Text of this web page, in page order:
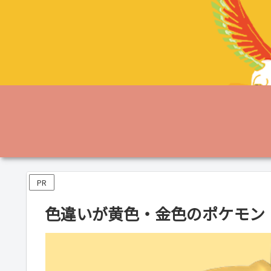
PR
色違いが黄色・金色のポケモ